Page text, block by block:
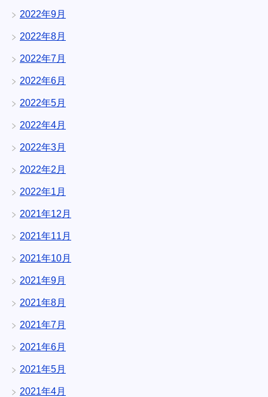
2022年9月
2022年8月
2022年7月
2022年6月
2022年5月
2022年4月
2022年3月
2022年2月
2022年1月
2021年12月
2021年11月
2021年10月
2021年9月
2021年8月
2021年7月
2021年6月
2021年5月
2021年4月